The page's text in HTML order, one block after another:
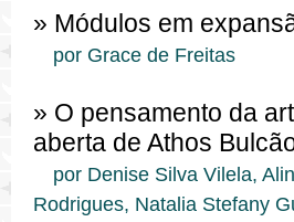
» Módulos em
por Grace de Freitas
» O pensamento da
aberta de Athos
por Denise Silva Vilela,
Rodrigues, Natalia Stefany